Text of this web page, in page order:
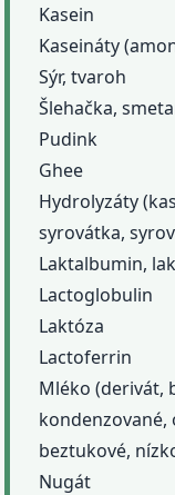
Kasein
Kaseináty
Sýr, tvaroh
Šlehačka,
Pudink
Ghee
Hydrolyzáty
syrovátka,
Laktalbumin,
Lactoglobulin
Laktóza
Lactoferrin
Mléko (derivát,
kondenzované,
beztukové,
Nugát